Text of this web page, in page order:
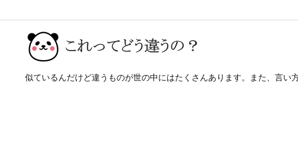
似ているんだけど違うものが世の中にはたくさんあります。また、言い